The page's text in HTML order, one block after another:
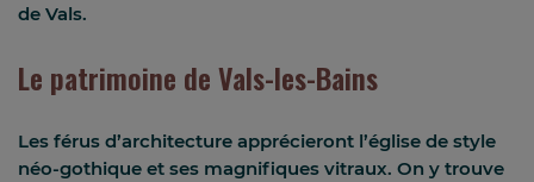
de Vals.
Le patrimoine de Vals-les-Bains
Les férus d’architecture apprécieront l’église de style
néo-gothique et ses magnifiques vitraux. On y trouve